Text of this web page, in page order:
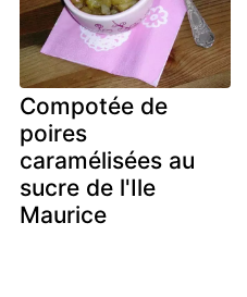
Compotée de
poires
caramélisées au
sucre de l'Ile
Maurice